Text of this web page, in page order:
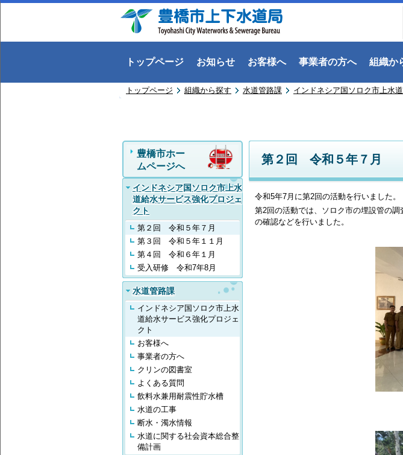
トップページ お知らせ お客様へ 事業者の方へ 組織か
トップページ 組織から探す 水道管路課 インドネシア国ソロク市上水
豊橋市ホー
ムページへ
インドネシア国ソロク市上水
道給水サービス強化プロジェ
クト
第２回 令和５年７月
第３回 令和５年１１月
第４回 令和６年１月
受入研修 令和7年8月
水道管路課
インドネシア国ソロク市上水
道給水サービス強化プロジェ
クト
お客様へ
事業者の方へ
クリンの図書室
よくある質問
飲料水兼用耐震性貯水槽
水道の工事
断水・濁水情報
水道に関する社会資本総合整
備計画
第２回 令和５年７月
令和5年7月に第2回の活動を行いました。
第2回の活動では、ソロク市の埋設管の
の確認などを行いました。